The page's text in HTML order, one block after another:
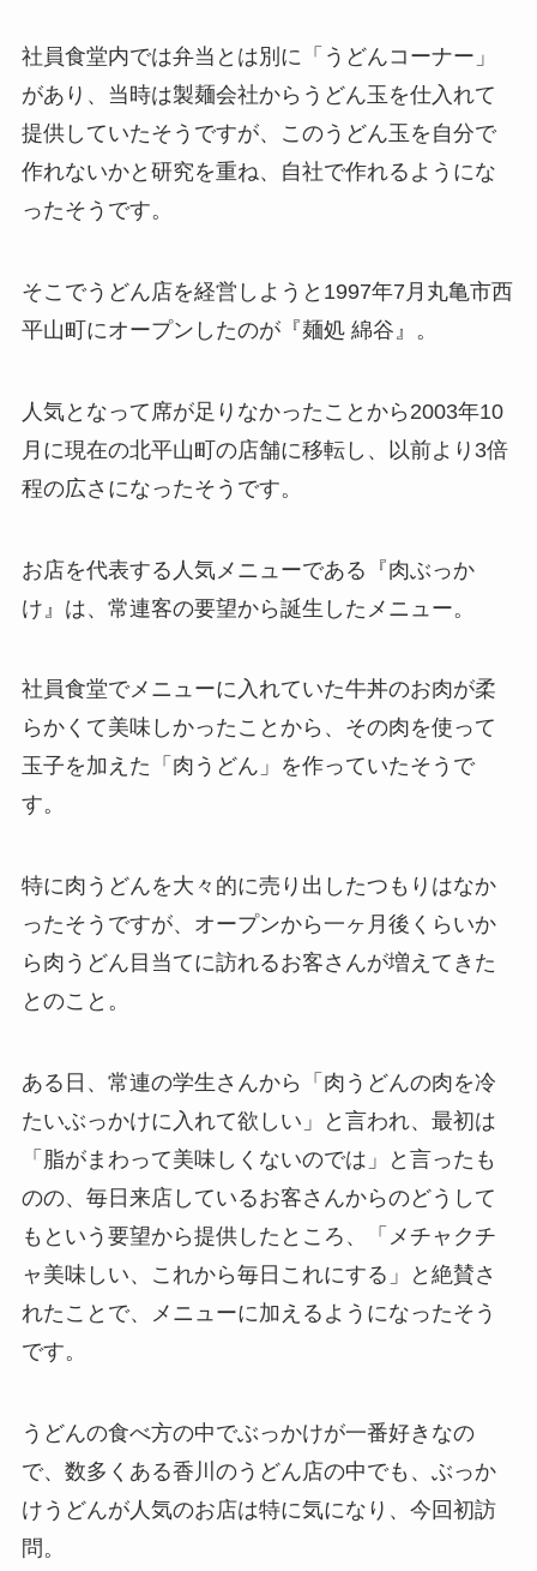
社員食堂内では弁当とは別に「うどんコーナー」
があり、当時は製麺会社からうどん玉を仕入れて
提供していたそうですが、このうどん玉を自分で
作れないかと研究を重ね、自社で作れるようにな
ったそうです。
そこでうどん店を経営しようと1997年7月丸亀市西
平山町にオープンしたのが『麺処 綿谷』。
人気となって席が足りなかったことから2003年10
月に現在の北平山町の店舗に移転し、以前より3倍
程の広さになったそうです。
お店を代表する人気メニューである『肉ぶっか
け』は、常連客の要望から誕生したメニュー。
社員食堂でメニューに入れていた牛丼のお肉が柔
らかくて美味しかったことから、その肉を使って
玉子を加えた「肉うどん」を作っていたそうで
す。
特に肉うどんを大々的に売り出したつもりはなか
ったそうですが、オープンから一ヶ月後くらいか
ら肉うどん目当てに訪れるお客さんが増えてきた
とのこと。
ある日、常連の学生さんから「肉うどんの肉を冷
たいぶっかけに入れて欲しい」と言われ、最初は
「脂がまわって美味しくないのでは」と言ったも
のの、毎日来店しているお客さんからのどうして
もという要望から提供したところ、「メチャクチ
ャ美味しい、これから毎日これにする」と絶賛さ
れたことで、メニューに加えるようになったそう
です。
うどんの食べ方の中でぶっかけが一番好きなの
で、数多くある香川のうどん店の中でも、ぶっか
けうどんが人気のお店は特に気になり、今回初訪
問。